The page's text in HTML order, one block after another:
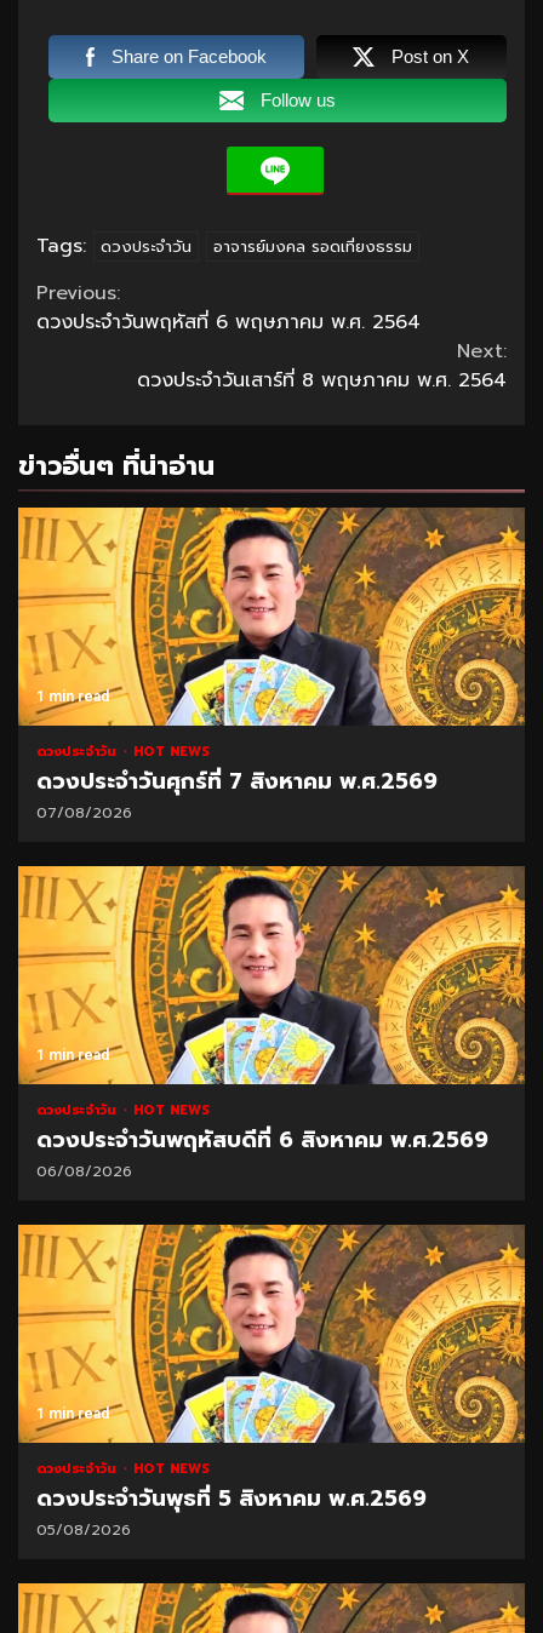
Share on Facebook Post on X
Follow us
Tags: ดวงประจำวัน อาจารย์มงคล รอดเที่ยงธรรม
Continue
Reading
Previous:
ดวงประจำวันพฤหัสที่ 6 พฤษภาคม พ.ศ. 2564
Next:
ดวงประจำวันเสาร์ที่ 8 พฤษภาคม พ.ศ. 2564
ข่าวอื่นๆ ที่น่าอ่าน
1 min read
ดวงประจำวัน HOT NEWS
ดวงประจำวันศุกร์ที่ 7 สิงหาคม พ.ศ.2569
07/08/2026
1 min read
ดวงประจำวัน HOT NEWS
ดวงประจำวันพฤหัสบดีที่ 6 สิงหาคม พ.ศ.2569
06/08/2026
1 min read
ดวงประจำวัน HOT NEWS
ดวงประจำวันพุธที่ 5 สิงหาคม พ.ศ.2569
05/08/2026